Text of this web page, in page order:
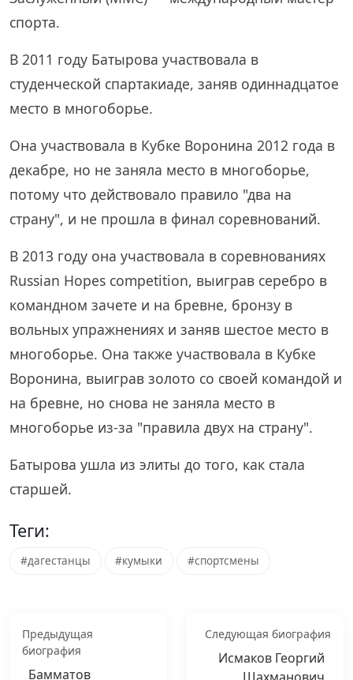
спорта.
В 2011 году Батырова участвовала в
студенческой спартакиаде, заняв одиннадцатое
место в многоборье.
Она участвовала в Кубке Воронина 2012 года в
декабре, но не заняла место в многоборье,
потому что действовало правило "два на
страну", и не прошла в финал соревнований.
В 2013 году она участвовала в соревнованиях
Russian Hopes competition, выиграв серебро в
командном зачете и на бревне, бронзу в
вольных упражнениях и заняв шестое место в
многоборье. Она также участвовала в Кубке
Воронина, выиграв золото со своей командой и
на бревне, но снова не заняла место в
многоборье из-за "правила двух на страну".
Батырова ушла из элиты до того, как стала
старшей.
Теги:
#дагестанцы #кумыки #спортсмены
Предыдущая
биография
Бамматов
Следующая биография
Исмаков Георгий